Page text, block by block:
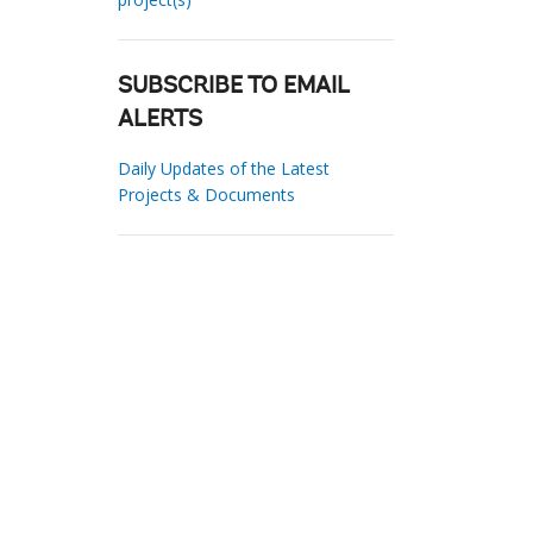
SUBSCRIBE TO EMAIL
ALERTS
Daily Updates of the Latest
Projects & Documents